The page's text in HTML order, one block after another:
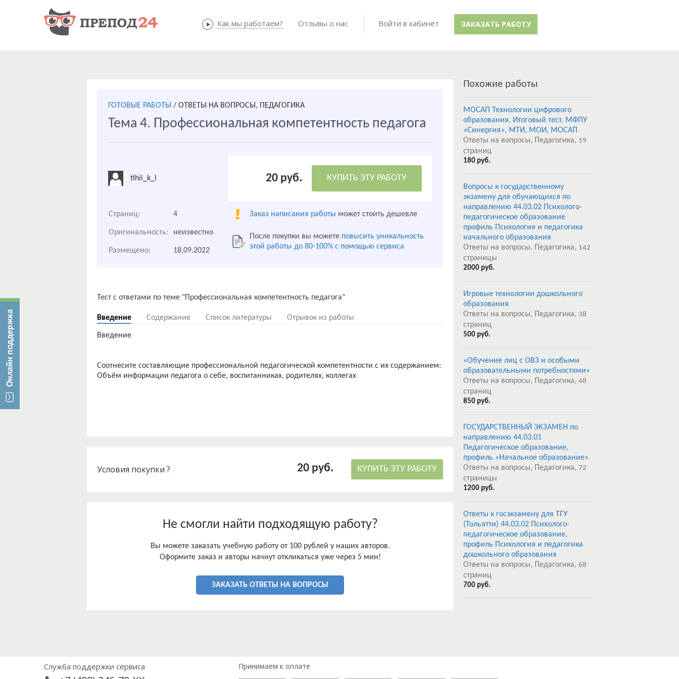
Как мы работаем? Готовые работы
Как мы работаем? Отзывы о нас Войти в кабинет ЗАКАЗАТЬ РАБОТУ
ГОТОВЫЕ РАБОТЫ / ОТВЕТЫ НА ВОПРОСЫ, ПЕДАГОГИКА
Тема 4. Профессиональная компетентность педагога
tihii_k_l 20 руб. КУПИТЬ ЭТУ РАБОТУ
Страниц: 4 Заказ написания работы может стоить дешевле
Оригинальность: неизвестно После покупки вы можете повысить уникальность
этой работы до 80-100% с помощью сервиса
Размещено: 18.09.2022
Введение Содержание Список литературы Отрывок из работы
Введение
Соотнесите составляющие профессиональной педагогической компетентности с их содержанием:
Объём информации педагога о себе, воспитанниках, родителях, коллегах
Условия покупки ? 20 руб. КУПИТЬ ЭТУ РАБОТУ
Не смогли найти подходящую работу?
Вы можете заказать учебную работу от 100 рублей у наших авторов.
Оформите заказ и авторы начнут откликаться уже через 5 мин!
ЗАКАЗАТЬ ОТВЕТЫ НА ВОПРОСЫ
Похожие работы
МОСАП Технологии цифрового
образования. Итоговый тест. МФПУ
«Синергия», МТИ, МОИ, МОСАП
Ответы на вопросы, Педагогика, 19
страниц
180 руб.
Вопросы к государственному
экзамену для обучающихся по
направлению 44.03.02 Психолого-
педагогическое образование
профиль Психология и педагогика
начального образования
Ответы на вопросы, Педагогика, 142
страницы
2000 руб.
Игровые технологии дошкольного
образования
Ответы на вопросы, Педагогика, 38
страниц
500 руб.
«Обучение лиц с ОВЗ и особыми
образовательными потребностями»
Ответы на вопросы, Педагогика, 48
страниц
850 руб.
ГОСУДАРСТВЕННЫЙ ЭКЗАМЕН по
направлению 44.03.01
Педагогическое образование,
профиль «Начальное образование»
Ответы на вопросы, Педагогика, 72
страницы
1200 руб.
Ответы к госэкзамену для ТГУ
(Тольятти) 44.03.02 Психолого-
педагогическое образование,
профиль Психология и педагогика
дошкольного образования
Ответы на вопросы, Педагогика, 68
страниц
700 руб.
Служба поддержки сервиса Принимаем к оплате